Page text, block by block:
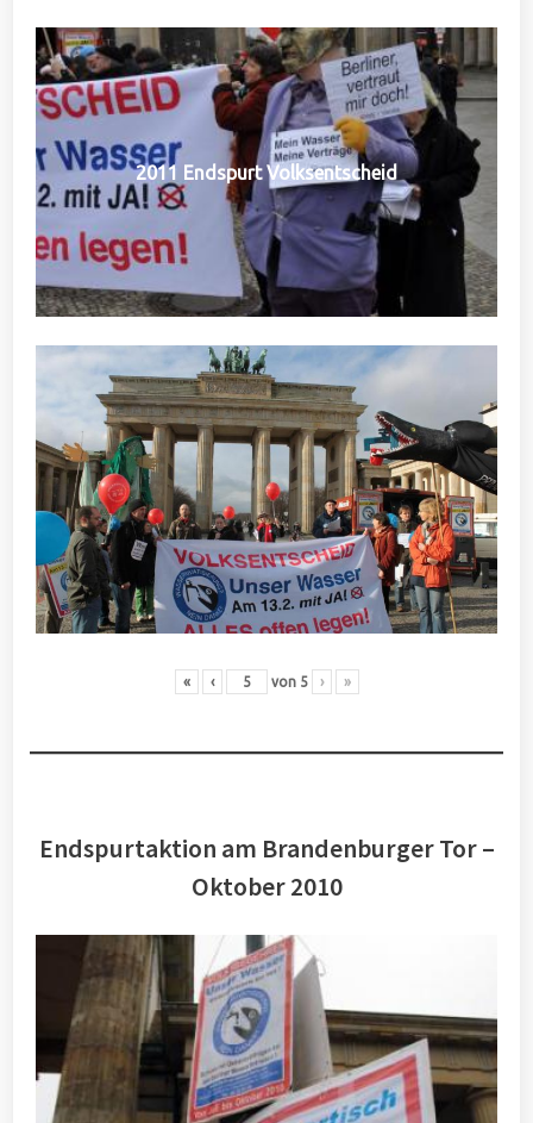
2011 Endspurt Volksentscheid
« ‹ von 5 › »
Endspurtaktion am Brandenburger Tor –
Oktober 2010